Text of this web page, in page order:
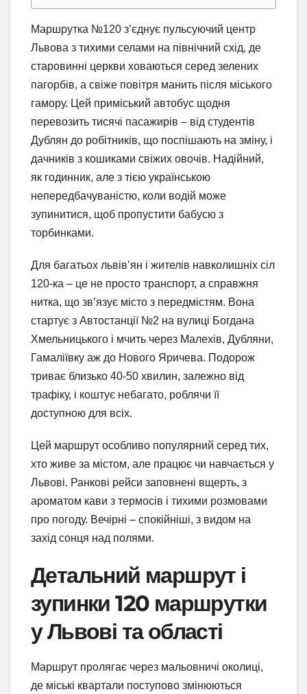
Маршрутка №120 з’єднує пульсуючий центр
Львова з тихими селами на північний схід, де
старовинні церкви ховаються серед зелених
пагорбів, а свіже повітря манить після міського
гамору. Цей приміський автобус щодня
перевозить тисячі пасажирів – від студентів
Дублян до робітників, що поспішають на зміну, і
дачників з кошиками свіжих овочів. Надійний,
як годинник, але з тією українською
непередбачуваністю, коли водій може
зупинитися, щоб пропустити бабусю з
торбинками.
Для багатьох львів’ян і жителів навколишніх сіл
120-ка – це не просто транспорт, а справжня
нитка, що зв’язує місто з передмістям. Вона
стартує з Автостанції №2 на вулиці Богдана
Хмельницького і мчить через Малехів, Дубляни,
Гамаліївку аж до Нового Яричева. Подорож
триває близько 40-50 хвилин, залежно від
трафіку, і коштує небагато, роблячи її
доступною для всіх.
Цей маршрут особливо популярний серед тих,
хто живе за містом, але працює чи навчається у
Львові. Ранкові рейси заповнені вщерть, з
ароматом кави з термосів і тихими розмовами
про погоду. Вечірні – спокійніші, з видом на
захід сонця над полями.
Детальний маршрут і
зупинки 120 маршрутки
у Львові та області
Маршрут пролягає через мальовничі околиці,
де міські квартали поступово змінюються